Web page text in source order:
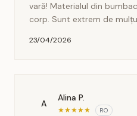
vară! Materialul din
corp. Sunt extrem de
23/04/2026
A
Alina P.
★★★★★ RO